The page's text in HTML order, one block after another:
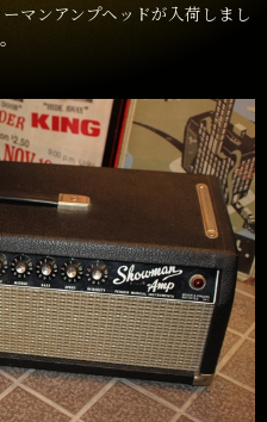
マンアンプヘッドが入荷しまし